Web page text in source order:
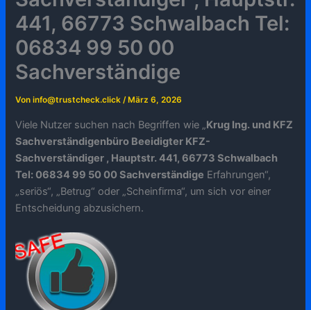
441, 66773 Schwalbach Tel:
06834 99 50 00
Sachverständige
Voninfo@trustcheck.click/ März 6, 2026
Viele Nutzer suchen nach Begriffen wie „Krug Ing. und KFZ
Sachverständigenbüro Beeidigter KFZ-
Sachverständiger , Hauptstr. 441, 66773 Schwalbach
Tel: 06834 99 50 00 Sachverständige Erfahrungen“,
„seriös“, „Betrug“ oder „Scheinfirma“, um sich vor einer
Entscheidung abzusichern.